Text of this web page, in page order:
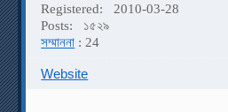
Registered:
2010-03-28
Posts:
১৫২৯
সম্মাননা : 24
Website